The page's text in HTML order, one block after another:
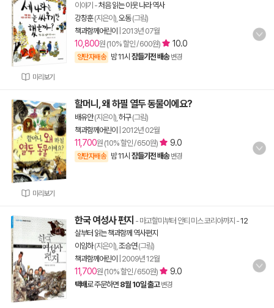
미리보기
이야기 -처음 읽는 이웃 나라 역사
강창훈(지은이), 오동(그림)
책과함께어린이
2013년 07월
10,800원 (10% 할인 / 600원) 10.0
양탄자배송 밤 11시 잠들기전 배송 변경
미리보기
할머니, 왜 하필 열두 동물이에요?
배유안(지은이), 허구(그림)
책과함께어린이
2012년 02월
11,700원 (10% 할인 / 650원) 9.0
양탄자배송 밤 11시 잠들기전 배송 변경
한국 여성사 편지 - 마고할미부터 안티 미스 코리아까지 -12
살부터 읽는 책과함께 역사편지
이임하(지은이), 조승연(그림)
책과함께어린이
2009년 12월
11,700원 (10% 할인 / 650원) 9.0
택배로 주문하면 8월 10일 출고 변경